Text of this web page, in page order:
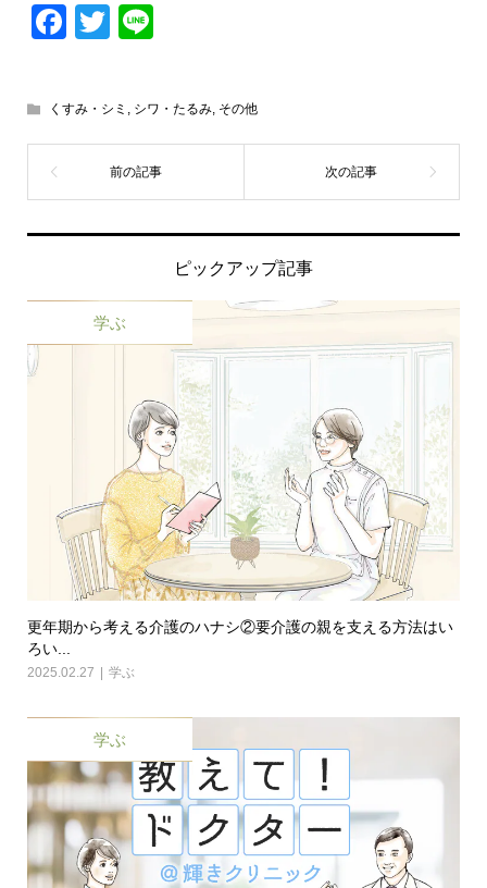
Facebook
Twitter
くすみ・シミ シワ・たるみ, その他
ピックアップ記事
学ぶ
更年期から考える介護のハナシ②要介護の親を支える方法はい
ろい...
2025.02.27 学ぶ
学ぶ